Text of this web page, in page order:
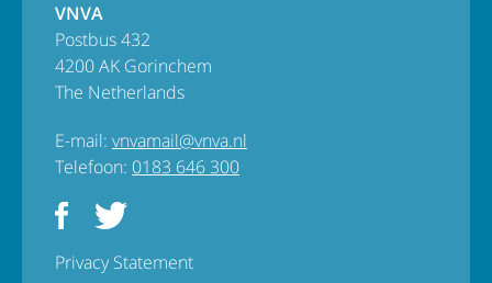
VNVA
Postbus 432
4200 AK Gorinchem
The Netherlands
E-mail: vnvamail@vnva.nl
Telefoon: 0183 646 300
Privacy Statement